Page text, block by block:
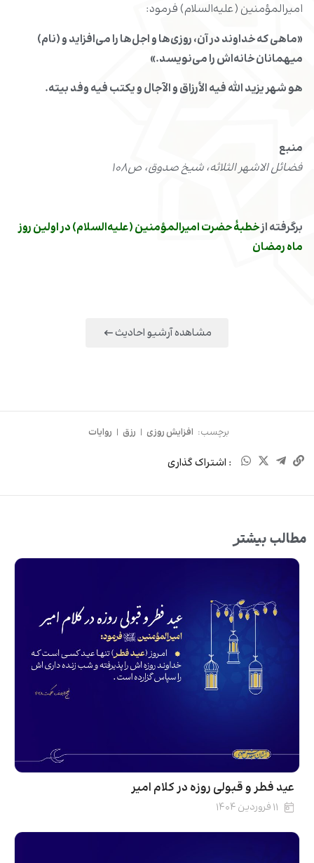
امیرالمؤمنین (علیه‌السلام) فرمود:
«ماهی که خداوند در آن، روزیها و اجلها را میافزاید و (نام)
میهمانان خانهاش را مینویسد.»
هو شهر یزید الله فیه الأرزاق و الآجال و یکتب فیه وفد بیته.
منبع
فضائل الاشهر الثلاثه، شیخ صدوق، ص108
برگرفته ازخطبۀ حضرت امیرالمؤمنین (علیه‌السلام) در اولین روز
ماه رمضان
مشاهده آرشیو احادیث
برچسب: افزایش روزی | رزق | روایات
: اشتراک گذاری
مطالب بیشتر
عید فطر و قبولی روزه در کلام امیر
۱۱ فروردین ۱۴۰۴